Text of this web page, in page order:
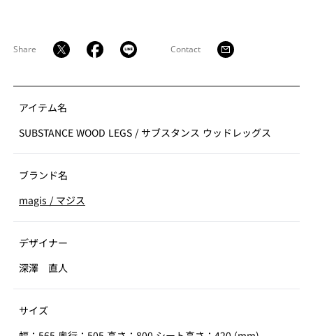
Share Contact
アイテム名
SUBSTANCE WOOD LEGS / サブスタンス ウッドレッグス
ブランド名
magis / マジス
デザイナー
深澤 直人
サイズ